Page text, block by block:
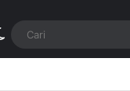
Switch skin
SMK Negeri 1